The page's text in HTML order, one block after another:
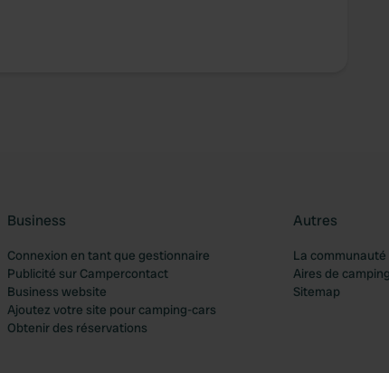
Business
Connexion en tant que gestionnaire
Publicité sur Campercontact
Business website
Ajoutez votre site pour camping-cars
Obtenir des réservations
Autres
La communauté
Aires de
Sitemap